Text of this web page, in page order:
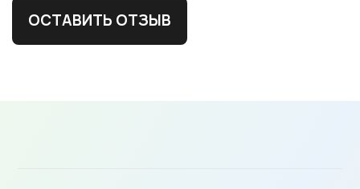
ОСТАВИТЬ ОТЗЫВ